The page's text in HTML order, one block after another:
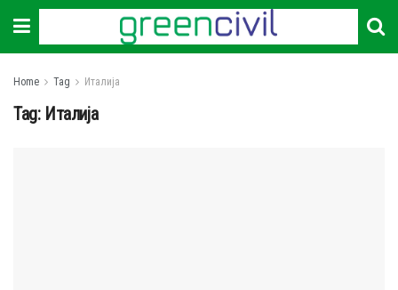
Home Tag Италија
Tag: Италија